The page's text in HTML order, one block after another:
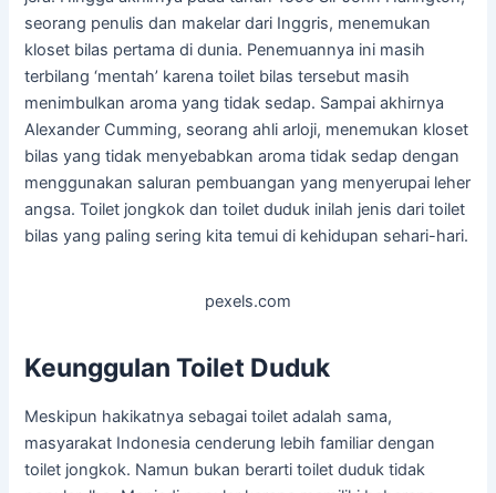
seorang penulis dan makelar dari Inggris, menemukan
kloset bilas pertama di dunia. Penemuannya ini masih
terbilang ‘mentah’ karena toilet bilas tersebut masih
menimbulkan aroma yang tidak sedap. Sampai akhirnya
Alexander Cumming, seorang ahli arloji, menemukan kloset
bilas yang tidak menyebabkan aroma tidak sedap dengan
menggunakan saluran pembuangan yang menyerupai leher
angsa. Toilet jongkok dan toilet duduk inilah jenis dari toilet
bilas yang paling sering kita temui di kehidupan sehari-hari.
pexels.com
Keunggulan Toilet Duduk
Meskipun hakikatnya sebagai toilet adalah sama,
masyarakat Indonesia cenderung lebih familiar dengan
toilet jongkok. Namun bukan berarti toilet duduk tidak